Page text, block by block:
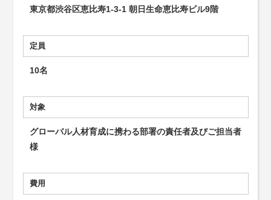
東京都渋谷区恵比寿1-3-1 朝日生命恵比寿ビル9階
定員
10名
対象
グローバル人材育成に携わる部署の責任者及びご担当者
様
費用